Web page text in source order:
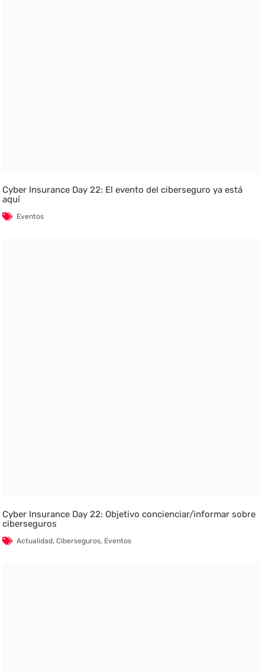
Cyber Insurance Day 22: El evento del ciberseguro ya está
aquí
Eventos
Cyber Insurance Day 22: Objetivo concienciar/informar sobre
ciberseguros
Actualidad,Ciberseguros, Eventos